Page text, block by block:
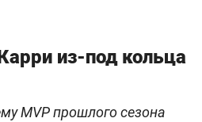
из-под кольца
MVP прошлого сезона